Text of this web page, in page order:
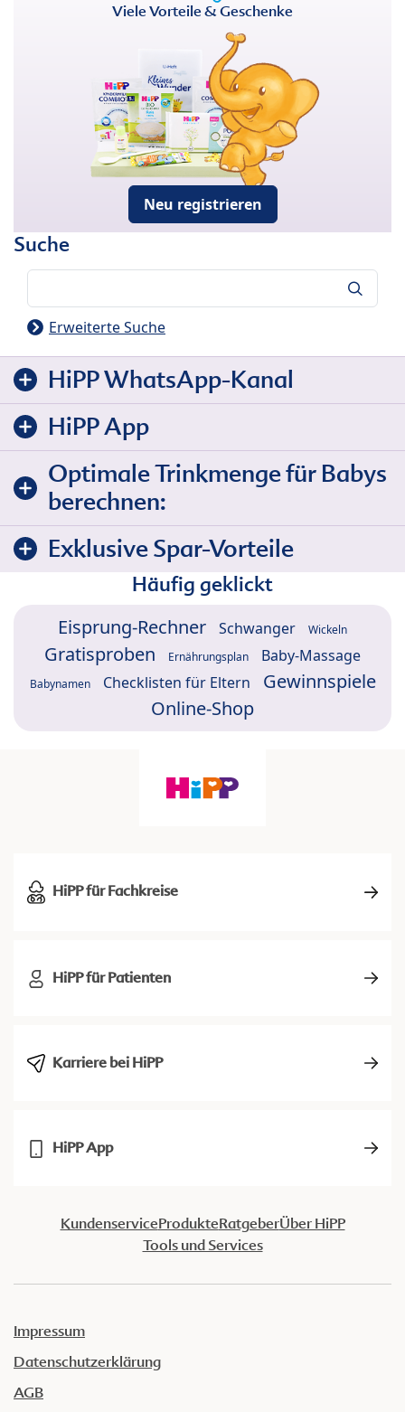
Viele Vorteile & Geschenke
Neu registrieren
Suche
Erweiterte Suche
HiPP WhatsApp-Kanal
HiPP App
Optimale Trinkmenge für Babys
berechnen:
Exklusive Spar-Vorteile
Häufig geklickt
Eisprung-Rechner Schwanger Wickeln
Gratisproben Ernährungsplan Baby-Massage
Babynamen Checklisten für Eltern
Gewinnspiele
Online-Shop
HiPP für Fachkreise
HiPP für Patienten
Karriere bei HiPP
HiPP App
KundenserviceProdukteRatgeberÜber HiPP
Tools und Services
Impressum
Datenschutzerklärung
AGB